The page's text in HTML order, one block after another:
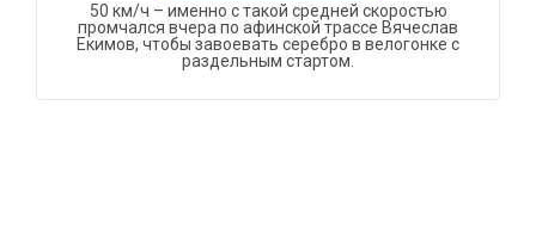
50 км/ч – именно с такой средней скоростью
промчался вчера по афинской трассе Вячеслав
Екимов, чтобы завоевать серебро в велогонке с
раздельным стартом.